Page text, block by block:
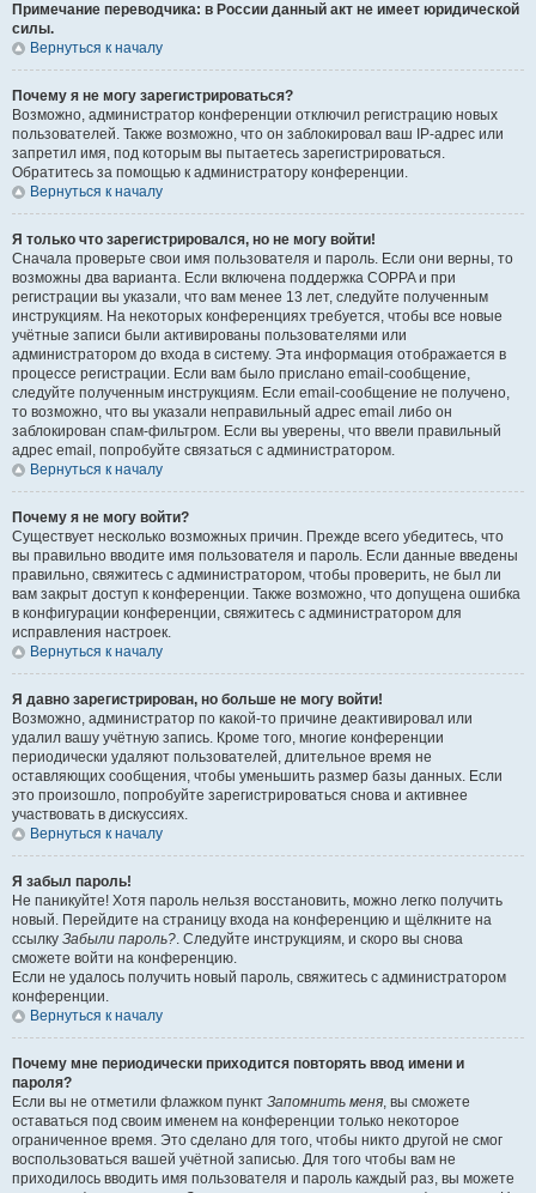
Примечание переводчика: в России данный акт не имеет юридической
силы.
Вернуться к началу
Почему я не могу зарегистрироваться?
Возможно, администратор конференции отключил регистрацию новых
пользователей. Также возможно, что он заблокировал ваш IP-адрес или
запретил имя, под которым вы пытаетесь зарегистрироваться.
Обратитесь за помощью к администратору конференции.
Вернуться к началу
Я только что зарегистрировался, но не могу войти!
Сначала проверьте свои имя пользователя и пароль. Если они верны, то
возможны два варианта. Если включена поддержка COPPA и при
регистрации вы указали, что вам менее 13 лет, следуйте полученным
инструкциям. На некоторых конференциях требуется, чтобы все новые
учётные записи были активированы пользователями или
администратором до входа в систему. Эта информация отображается в
процессе регистрации. Если вам было прислано email-сообщение,
следуйте полученным инструкциям. Если email-сообщение не получено,
то возможно, что вы указали неправильный адрес email либо он
заблокирован спам-фильтром. Если вы уверены, что ввели правильный
адрес email, попробуйте связаться с администратором.
Вернуться к началу
Почему я не могу войти?
Существует несколько возможных причин. Прежде всего убедитесь, что
вы правильно вводите имя пользователя и пароль. Если данные введены
правильно, свяжитесь с администратором, чтобы проверить, не был ли
вам закрыт доступ к конференции. Также возможно, что допущена ошибка
в конфигурации конференции, свяжитесь с администратором для
исправления настроек.
Вернуться к началу
Я давно зарегистрирован, но больше не могу войти!
Возможно, администратор по какой-то причине деактивировал или
удалил вашу учётную запись. Кроме того, многие конференции
периодически удаляют пользователей, длительное время не
оставляющих сообщения, чтобы уменьшить размер базы данных. Если
это произошло, попробуйте зарегистрироваться снова и активнее
участвовать в дискуссиях.
Вернуться к началу
Я забыл пароль!
Не паникуйте! Хотя пароль нельзя восстановить, можно легко получить
новый. Перейдите на страницу входа на конференцию и щёлкните на
ссылку Забыли пароль?. Следуйте инструкциям, и скоро вы снова
сможете войти на конференцию.
Если не удалось получить новый пароль, свяжитесь с администратором
конференции.
Вернуться к началу
Почему мне периодически приходится повторять ввод имени и
пароля?
Если вы не отметили флажком пункт Запомнить меня, вы сможете
оставаться под своим именем на конференции только некоторое
ограниченное время. Это сделано для того, чтобы никто другой не смог
воспользоваться вашей учётной записью. Для того чтобы вам не
приходилось вводить имя пользователя и пароль каждый раз, вы можете